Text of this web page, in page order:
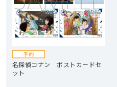
名探偵コナン ポストカードセ
ット